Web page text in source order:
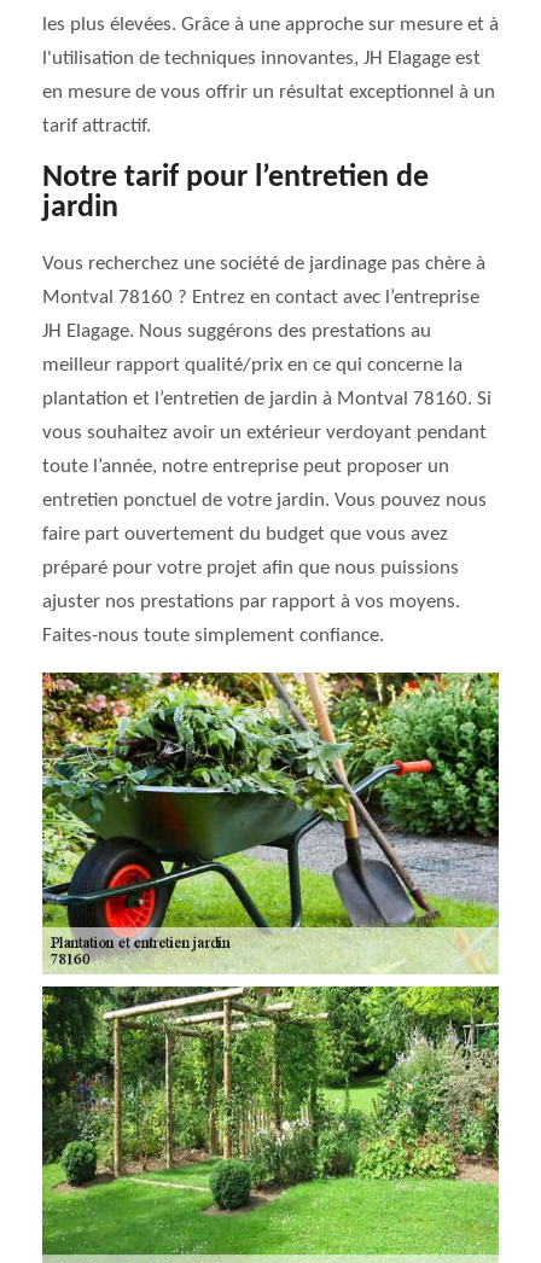
les plus élevées. Grâce à une approche sur mesure et à
l'utilisation de techniques innovantes, JH Elagage est
en mesure de vous offrir un résultat exceptionnel à un
tarif attractif.
Notre tarif pour l’entretien de
jardin
Vous recherchez une société de jardinage pas chère à
Montval 78160 ? Entrez en contact avec l’entreprise
JH Elagage. Nous suggérons des prestations au
meilleur rapport qualité/prix en ce qui concerne la
plantation et l’entretien de jardin à Montval 78160. Si
vous souhaitez avoir un extérieur verdoyant pendant
toute l’année, notre entreprise peut proposer un
entretien ponctuel de votre jardin. Vous pouvez nous
faire part ouvertement du budget que vous avez
préparé pour votre projet afin que nous puissions
ajuster nos prestations par rapport à vos moyens.
Faites-nous toute simplement confiance.